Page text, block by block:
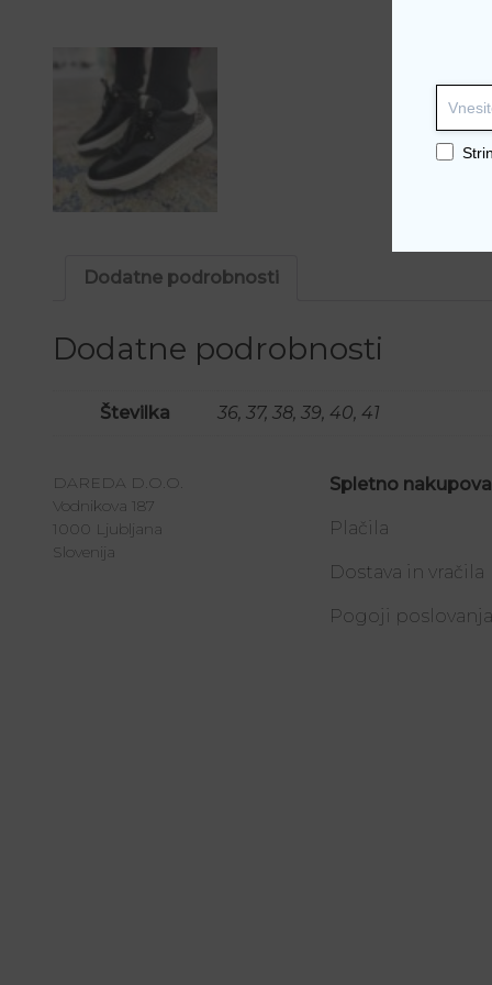
Dodatne podrobnosti
Dodatne podrobnosti
Številka 36, 37, 38, 39, 40, 41
DAREDA D.O.O.
Vodnikova 187
1000 Ljubljana
Slovenija
Spletno
Plačila
Dostava in vračila
Pogoji poslovanja